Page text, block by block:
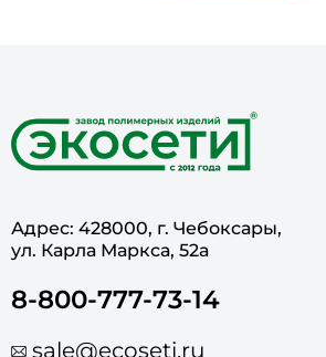
Адрес: 428000, г. Чебоксары,
ул. Карла Маркса, 52а
8-800-777-73-14
sale@ecoseti.ru